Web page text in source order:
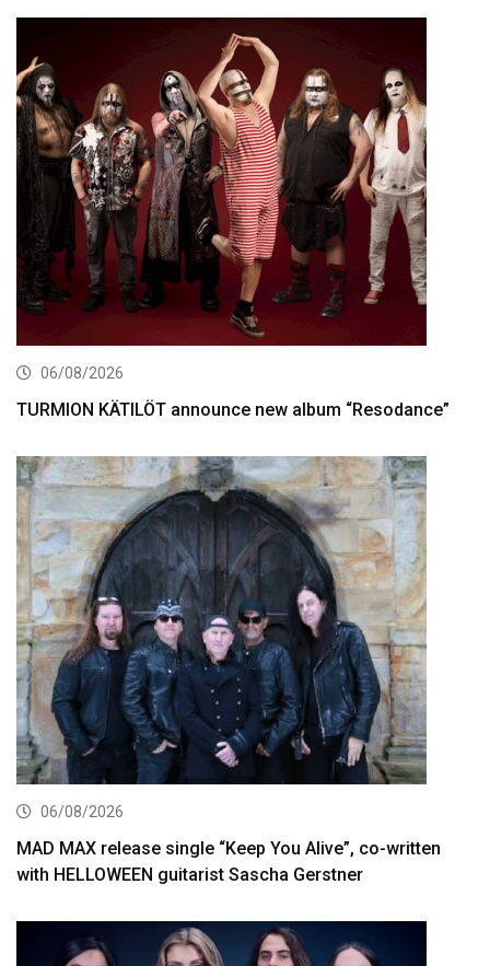
06/08/2026
TURMION KÄTILÖT announce new album “Resodance”
06/08/2026
MAD MAX release single “Keep You Alive”, co-written
with HELLOWEEN guitarist Sascha Gerstner